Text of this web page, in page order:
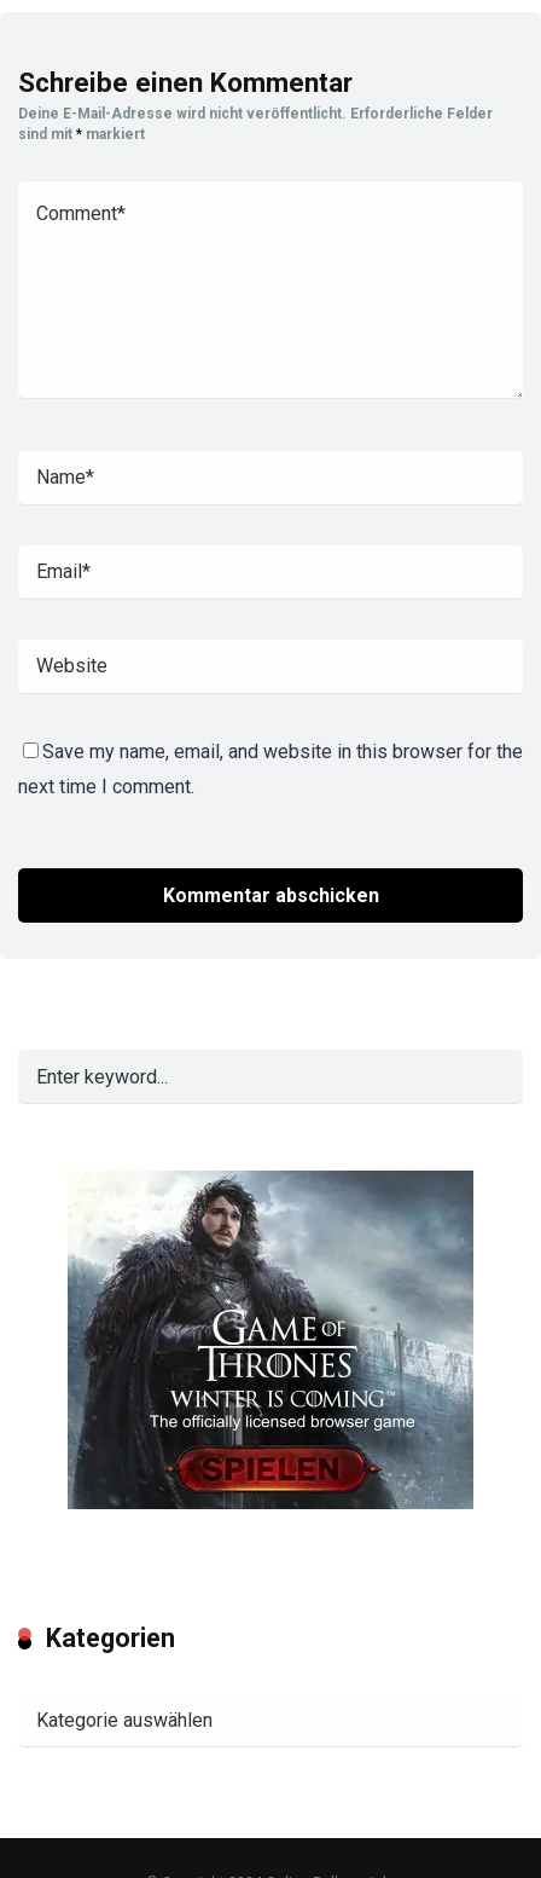
Schreibe einen Kommentar
Deine E-Mail-Adresse wird nicht veröffentlicht. Erforderliche Felder
sind mit * markiert
Save my name, email, and website in this browser for the
next time I comment.
Kategorien